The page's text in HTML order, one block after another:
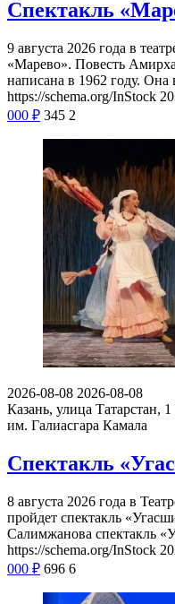
Спектакль
9 августа 2026 года в
«Марево». Повесть
написана в 1962 году.
https://schema.org/InStock
000 ₽ 345 2
2026-08-08 2026-08-08
Казань, улица Татарстан, 1
им. Галиасгара Камала
Спектакль
8 августа 2026 года в
пройдет спектакль
Салимжанова спектакль
https://schema.org/InStock
000 ₽ 696 6